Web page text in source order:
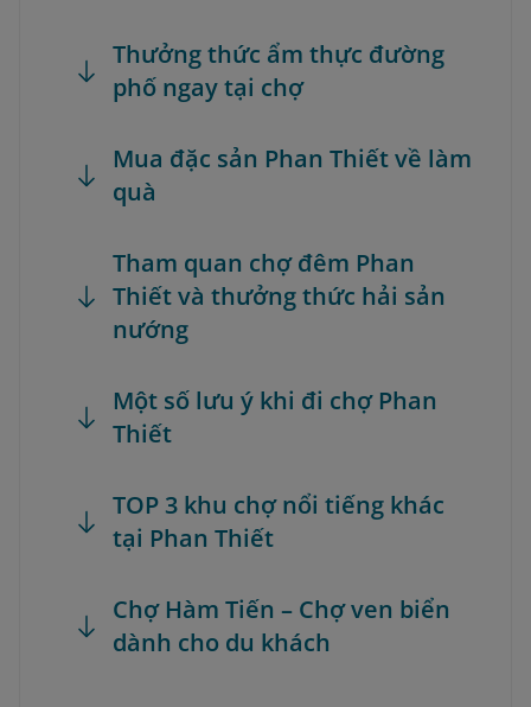
Thưởng thức ẩm thực đường
phố ngay tại chợ
Mua đặc sản Phan Thiết về làm
quà
Tham quan chợ đêm Phan
Thiết và thưởng thức hải sản
nướng
Một số lưu ý khi đi chợ Phan
Thiết
TOP 3 khu chợ nổi tiếng khác
tại Phan Thiết
Chợ Hàm Tiến – Chợ ven biển
dành cho du khách